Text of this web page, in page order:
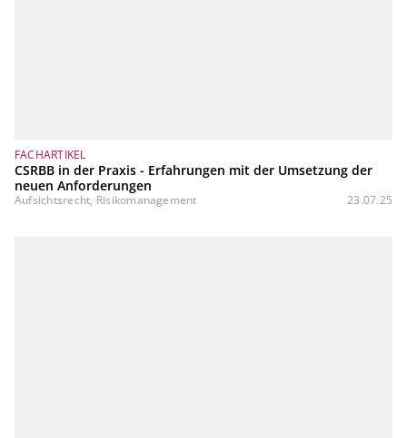
FACHARTIKEL
CSRBB in der Praxis - Erfahrungen mit der Umsetzung der
neuen Anforderungen
Aufsichtsrecht, Risikomanagement 23.07.25